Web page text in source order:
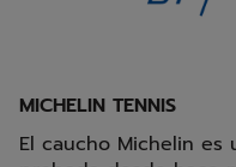
MICHELIN TENNIS
El caucho Michelin